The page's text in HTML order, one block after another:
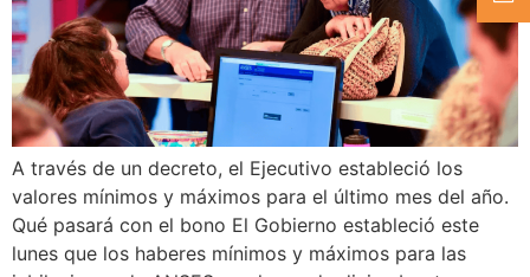
A través de un decreto, el Ejecutivo estableció los
valores mínimos y máximos para el último mes del año.
Qué pasará con el bono El Gobierno estableció este
lunes que los haberes mínimos y máximos para las